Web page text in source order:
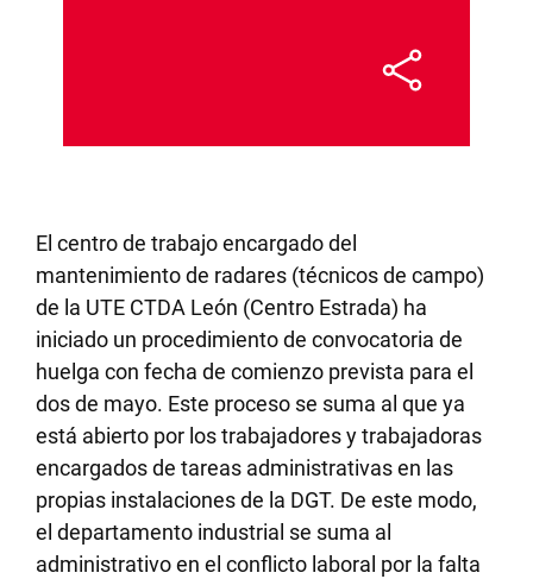
El centro de trabajo encargado del
mantenimiento de radares (técnicos de campo)
de la UTE CTDA León (Centro Estrada) ha
iniciado un procedimiento de convocatoria de
huelga con fecha de comienzo prevista para el
dos de mayo. Este proceso se suma al que ya
está abierto por los trabajadores y trabajadoras
encargados de tareas administrativas en las
propias instalaciones de la DGT. De este modo,
el departamento industrial se suma al
administrativo en el conflicto laboral por la falta